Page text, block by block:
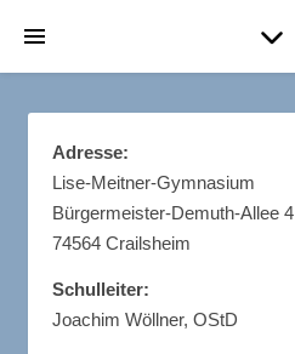
Adresse:
Lise-Meitner-Gymnasium
Bürgermeister-Demuth-Allee 4
74564 Crailsheim
Schulleiter:
Joachim Wöllner, OStD